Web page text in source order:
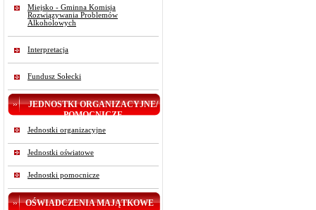
Miejsko - Gminna Komisja
Rozwiązywania Problemów
Alkoholowych
Interpretacja
Fundusz Sołecki
JEDNOSTKI ORGANIZACYJNE/
POMOCNICZE
Jednostki organizacyjne
Jednostki oświatowe
Jednostki pomocnicze
OŚWIADCZENIA MAJĄTKOWE